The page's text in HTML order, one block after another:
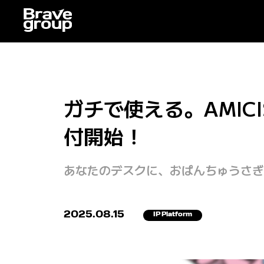
ガチで使える。
付開始！
あなたのデスクに、おぱんちゅうさ
2025.08.15 IP Platform